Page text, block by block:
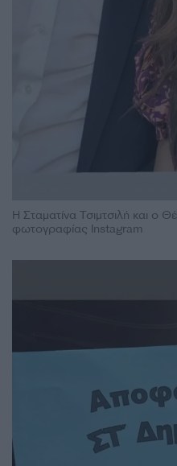
Η Σταματίνα Τσιμτσιλή και ο
φωτογραφίας Instagram